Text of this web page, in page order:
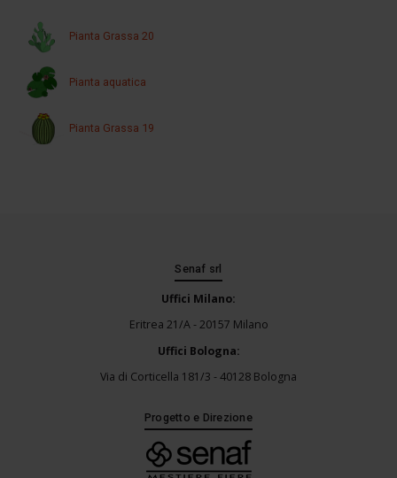
Pianta Grassa 20
Pianta aquatica
Pianta Grassa 19
Senaf srl
Uffici Milano:
Eritrea 21/A - 20157 Milano
Uffici Bologna:
Via di Corticella 181/3 - 40128 Bologna
Progetto e Direzione